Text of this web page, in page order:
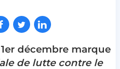
erdécembre marque
de lutte contre le